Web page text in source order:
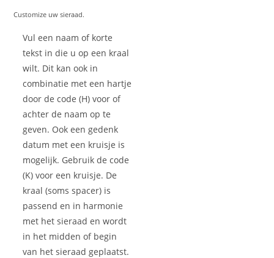
Customize uw sieraad.
Vul een naam of korte
tekst in die u op een kraal
wilt. Dit kan ook in
combinatie met een hartje
door de code (H) voor of
achter de naam op te
geven. Ook een gedenk
datum met een kruisje is
mogelijk. Gebruik de code
(K) voor een kruisje. De
kraal (soms spacer) is
passend en in harmonie
met het sieraad en wordt
in het midden of begin
van het sieraad geplaatst.